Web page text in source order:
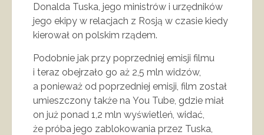
Donalda Tuska, jego ministrów i urzędników
jego ekipy w relacjach z Rosją w czasie kiedy
kierował on polskim rządem.
Podobnie jak przy poprzedniej emisji filmu
i teraz obejrzało go aż 2,5 mln widzów,
a ponieważ od poprzedniej emisji, film został
umieszczony także na You Tube, gdzie miał
on już ponad 1,2 mln wyświetleń, widać,
że próba jego zablokowania przez Tuska,